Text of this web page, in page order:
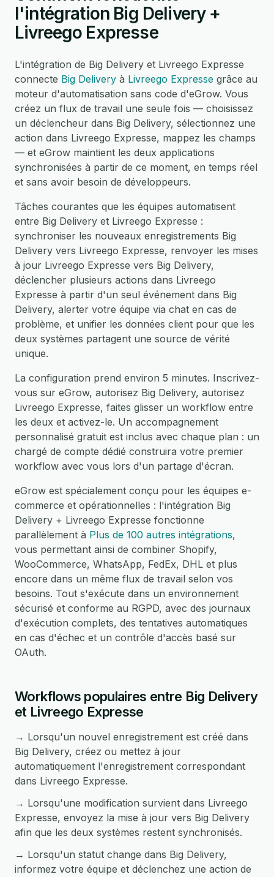
l'intégration Big Delivery +
Livreego Expresse
L'intégration de Big Delivery et Livreego Expresse
connecte Big Delivery à Livreego Expresse grâce au
moteur d'automatisation sans code d'eGrow. Vous
créez un flux de travail une seule fois — choisissez
un déclencheur dans Big Delivery, sélectionnez une
action dans Livreego Expresse, mappez les champs
— et eGrow maintient les deux applications
synchronisées à partir de ce moment, en temps réel
et sans avoir besoin de développeurs.
Tâches courantes que les équipes automatisent
entre Big Delivery et Livreego Expresse :
synchroniser les nouveaux enregistrements Big
Delivery vers Livreego Expresse, renvoyer les mises
à jour Livreego Expresse vers Big Delivery,
déclencher plusieurs actions dans Livreego
Expresse à partir d'un seul événement dans Big
Delivery, alerter votre équipe via chat en cas de
problème, et unifier les données client pour que les
deux systèmes partagent une source de vérité
unique.
La configuration prend environ 5 minutes. Inscrivez-
vous sur eGrow, autorisez Big Delivery, autorisez
Livreego Expresse, faites glisser un workflow entre
les deux et activez-le. Un accompagnement
personnalisé gratuit est inclus avec chaque plan : un
chargé de compte dédié construira votre premier
workflow avec vous lors d'un partage d'écran.
eGrow est spécialement conçu pour les équipes e-
commerce et opérationnelles : l'intégration Big
Delivery + Livreego Expresse fonctionne
parallèlement à Plus de 100 autres intégrations,
vous permettant ainsi de combiner Shopify,
WooCommerce, WhatsApp, FedEx, DHL et plus
encore dans un même flux de travail selon vos
besoins. Tout s'exécute dans un environnement
sécurisé et conforme au RGPD, avec des journaux
d'exécution complets, des tentatives automatiques
en cas d'échec et un contrôle d'accès basé sur
OAuth.
Workflows populaires entre Big Delivery
et Livreego Expresse
→ Lorsqu'un nouvel enregistrement est créé dans
Big Delivery, créez ou mettez à jour
automatiquement l'enregistrement correspondant
dans Livreego Expresse.
→ Lorsqu'une modification survient dans Livreego
Expresse, envoyez la mise à jour vers Big Delivery
afin que les deux systèmes restent synchronisés.
→ Lorsqu'un statut change dans Big Delivery,
informez votre équipe et déclenchez une action de